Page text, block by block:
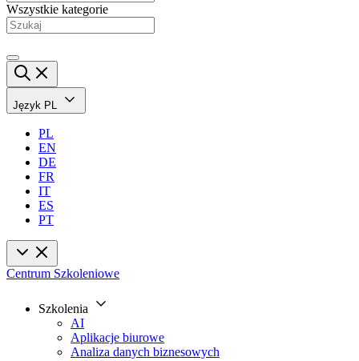
Wszystkie kategorie
Język PL
PL
EN
DE
FR
IT
ES
PT
Centrum Szkoleniowe
Szkolenia
AI
Aplikacje biurowe
Analiza danych biznesowych